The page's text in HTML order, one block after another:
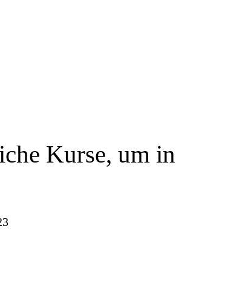
Kurse, um in